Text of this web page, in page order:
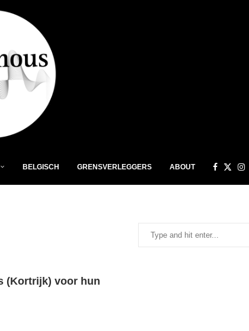
BELGISCH GRENSVERLEGGERS ABOUT
(Kortrijk) voor hun